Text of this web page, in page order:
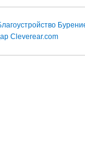
Cleverear.com